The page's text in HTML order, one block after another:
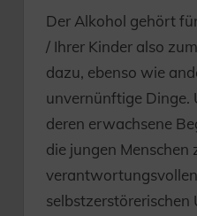
Der Alkohol gehört
/ Ihrer Kinder also
dazu, ebenso wie
unvernünftige Dinge.
deren erwachsene
die jungen Menschen